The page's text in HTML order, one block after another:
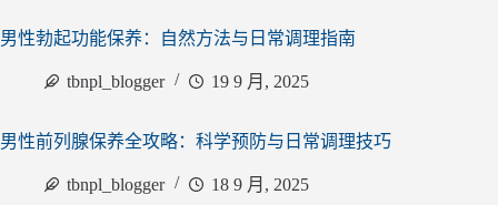
男性勃起功能保养：自然方法与日常调理指南
tbnpl_blogger 19 9 月, 2025
男性前列腺保养全攻略：科学预防与日常调理技巧
tbnpl_blogger 18 9 月, 2025